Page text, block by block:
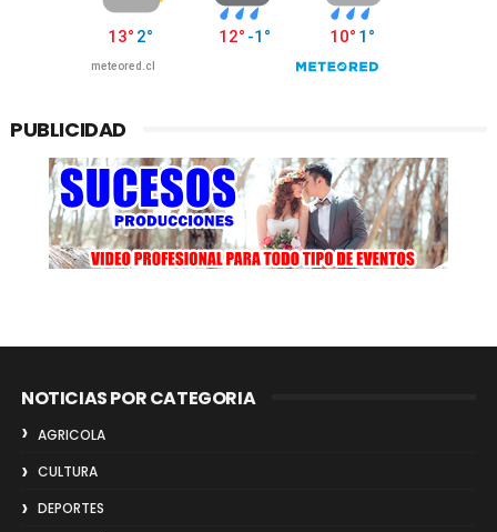
PUBLICIDAD
NOTICIAS POR CATEGORIA
AGRICOLA
CULTURA
DEPORTES